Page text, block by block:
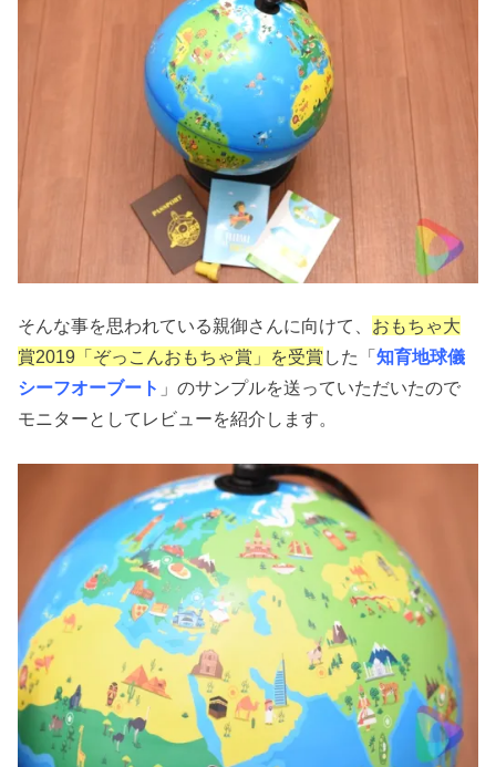
そんな事を思われている親御さんに向けて、 おもちゃ大
賞2019「ぞっこんおもちゃ賞」を受賞 した「知育地球儀
シーフオーブート 」のサンプルを送っていただいたので
モニターとしてレビューを紹介します。